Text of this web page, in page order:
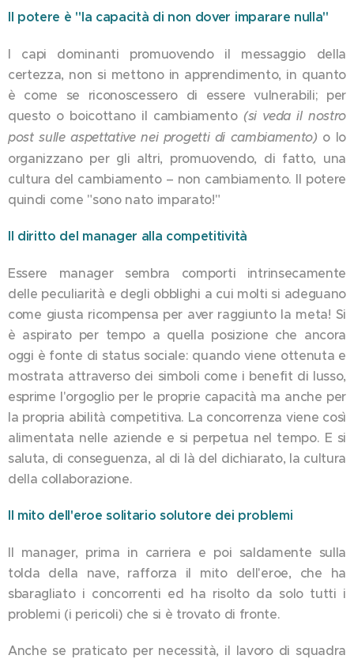
Il potere è "la capacità di non dover imparare nulla"
I capi dominanti promuovendo il messaggio della
certezza, non si mettono in apprendimento, in quanto
è come se riconoscessero di essere vulnerabili; per
questo o boicottano il cambiamento (si veda il nostro
post sulle aspettative nei progetti di cambiamento) o lo
organizzano per gli altri, promuovendo, di fatto, una
cultura del cambiamento – non cambiamento. Il potere
quindi come "sono nato imparato!"
Il diritto del manager alla competitività
Essere manager sembra comporti intrinsecamente
delle peculiarità e degli obblighi a cui molti si adeguano
come giusta ricompensa per aver raggiunto la meta! Si
è aspirato per tempo a quella posizione che ancora
oggi è fonte di status sociale: quando viene ottenuta e
mostrata attraverso dei simboli come i benefit di lusso,
esprime l'orgoglio per le proprie capacità ma anche per
la propria abilità competitiva. La concorrenza viene così
alimentata nelle aziende e si perpetua nel tempo. E si
saluta, di conseguenza, al di là del dichiarato, la cultura
della collaborazione.
Il mito dell'eroe solitario solutore dei problemi
Il manager, prima in carriera e poi saldamente sulla
tolda della nave, rafforza il mito dell'eroe, che ha
sbaragliato i concorrenti ed ha risolto da solo tutti i
problemi (i pericoli) che si è trovato di fronte.
Anche se praticato per necessità, il lavoro di squadra